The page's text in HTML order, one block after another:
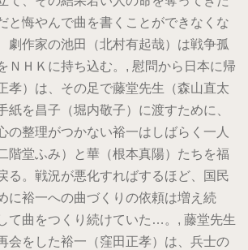
と悔やんで曲を書くことができなくな
劇作家の池田（北村有起哉）は戦争孤
ＮＨＫに持ち込む。, 慰問から日本に帰
孝）は、その足で藤堂先生（森山直太
紙を昌子（堀内敬子）に渡すために、
の整理がつかない裕一はしばらく一人
階堂ふみ）と華（根本真陽）たちを福
る。戦況が悪化すればするほど、国民
に裕一への曲づくりの依頼は増え続
て曲をつくり続けていた…。, 藤堂先生
会をした裕一（窪田正孝）は、兵士の